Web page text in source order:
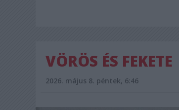
VÖRÖS ÉS FEKETE
2026. május 8. péntek, 6:46